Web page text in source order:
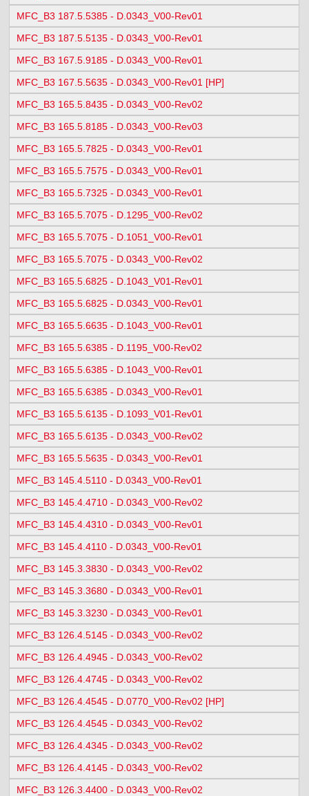
MFC_B3 187.5.5385 - D.0343_V00-Rev01
MFC_B3 187.5.5135 - D.0343_V00-Rev01
MFC_B3 167.5.9185 - D.0343_V00-Rev01
MFC_B3 167.5.5635 - D.0343_V00-Rev01 [HP]
MFC_B3 165.5.8435 - D.0343_V00-Rev02
MFC_B3 165.5.8185 - D.0343_V00-Rev03
MFC_B3 165.5.7825 - D.0343_V00-Rev01
MFC_B3 165.5.7575 - D.0343_V00-Rev01
MFC_B3 165.5.7325 - D.0343_V00-Rev01
MFC_B3 165.5.7075 - D.1295_V00-Rev02
MFC_B3 165.5.7075 - D.1051_V00-Rev01
MFC_B3 165.5.7075 - D.0343_V00-Rev02
MFC_B3 165.5.6825 - D.1043_V01-Rev01
MFC_B3 165.5.6825 - D.0343_V00-Rev01
MFC_B3 165.5.6635 - D.1043_V00-Rev01
MFC_B3 165.5.6385 - D.1195_V00-Rev02
MFC_B3 165.5.6385 - D.1043_V00-Rev01
MFC_B3 165.5.6385 - D.0343_V00-Rev01
MFC_B3 165.5.6135 - D.1093_V01-Rev01
MFC_B3 165.5.6135 - D.0343_V00-Rev02
MFC_B3 165.5.5635 - D.0343_V00-Rev01
MFC_B3 145.4.5110 - D.0343_V00-Rev01
MFC_B3 145.4.4710 - D.0343_V00-Rev02
MFC_B3 145.4.4310 - D.0343_V00-Rev01
MFC_B3 145.4.4110 - D.0343_V00-Rev01
MFC_B3 145.3.3830 - D.0343_V00-Rev02
MFC_B3 145.3.3680 - D.0343_V00-Rev01
MFC_B3 145.3.3230 - D.0343_V00-Rev01
MFC_B3 126.4.5145 - D.0343_V00-Rev02
MFC_B3 126.4.4945 - D.0343_V00-Rev02
MFC_B3 126.4.4745 - D.0343_V00-Rev02
MFC_B3 126.4.4545 - D.0770_V00-Rev02 [HP]
MFC_B3 126.4.4545 - D.0343_V00-Rev02
MFC_B3 126.4.4345 - D.0343_V00-Rev02
MFC_B3 126.4.4145 - D.0343_V00-Rev02
MFC_B3 126.3.4400 - D.0343_V00-Rev02